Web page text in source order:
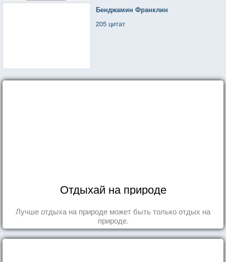
Бенджамин Франклин
205 цитат
Отдыхай на природе
Лучше отдыха на природе может быть только отдых на
природе.